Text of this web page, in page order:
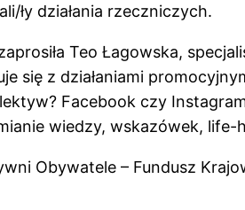
ły działania rzeczniczych.
Teo Łagowska,
się z działaniami
Facebook czy
wiedzy, wskazówek,
Obywatele – Fundusz